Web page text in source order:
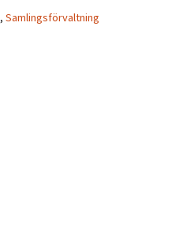
, Samlingsförvaltning